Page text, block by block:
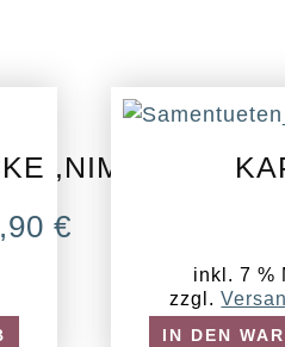
,NIMBUS‘
€
inkl. 7 %
zzgl.
IN DEN